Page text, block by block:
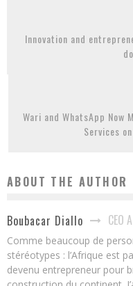
Innovation and
Wari and WhatsApp Now
Services
ABOUT THE AUTHOR
Boubacar Diallo CEO
Comme beaucoup de
stéréotypes : l’Afrique est
devenu entrepreneur pour